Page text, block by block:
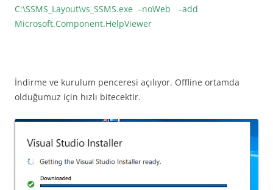
C:\SSMS_Layout\vs_SSMS.exe –noWeb –add
Microsoft.Component.HelpViewer
İndirme ve kurulum penceresi açılıyor. Offline ortamda
olduğumuz için hızlı bitecektir.